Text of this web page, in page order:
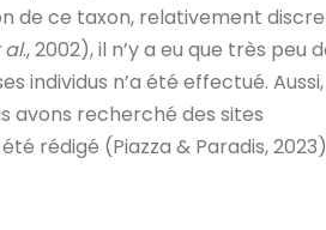
de ce taxon, relativement
al., 2002), il n’y a eu que très peu
individus n’a été effectué. Aussi,
avons recherché des sites
rédigé (Piazza & Paradis,